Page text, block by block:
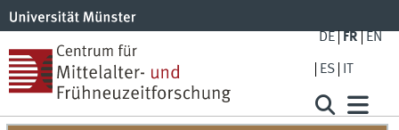
DE FR EN
ES IT